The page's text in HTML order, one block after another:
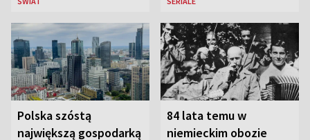
Polska szóstą
największą gospodarką
84 lata temu w
niemieckim obozie